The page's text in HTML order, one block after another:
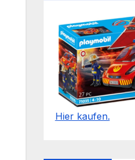
Hier kaufen.